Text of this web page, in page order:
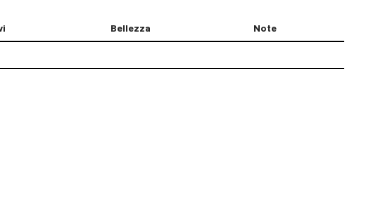
Bellezza Note